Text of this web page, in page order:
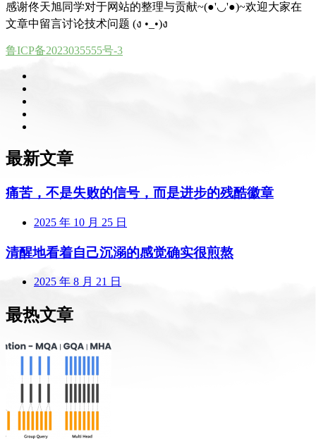
感谢佟天旭同学对于网站的整理与贡献~(●'◡'●)~欢迎大家在
文章中留言讨论技术问题 (ง •_•)ง
鲁ICP备2023035555号-3
最新文章
痛苦，不是失败的信号，而是进步的残酷徽章
2025 年 10 月 25 日
清醒地看着自己沉溺的感觉确实很煎熬
2025 年 8 月 21 日
最热文章